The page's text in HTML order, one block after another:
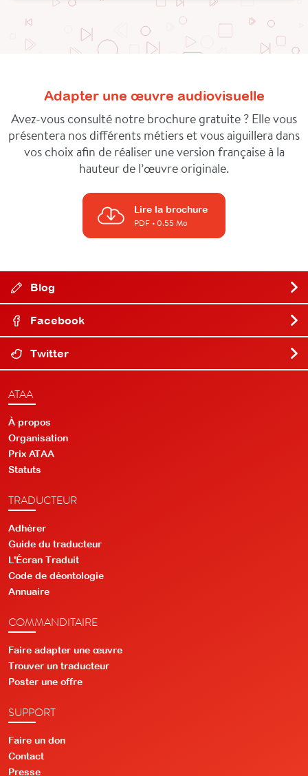
Adapter une œuvre audiovisuelle
Avez-vous consulté notre brochure gratuite ? Elle vous
présentera nos différents métiers et vous aiguillera dans
vos choix afin de réaliser une version française à la
hauteur de l’œuvre originale.
Lire la brochure
PDF• 0.55 Mo
Blog
Facebook
Twitter
ATAA
À propos
Organisation
Prix ATAA
Statuts
TRADUCTEUR
Adhérer
Guide du traducteur
L'Écran Traduit
Code de déontologie
Annuaire
COMMANDITAIRE
Faire adapter une œuvre
Trouver un traducteur
Poster une offre
SUPPORT
Faire un don
Contact
Presse